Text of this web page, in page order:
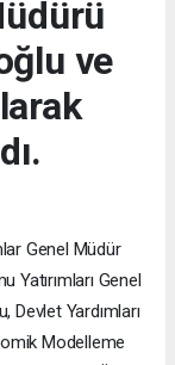
ve
Genel Müdür
Yatırımları Genel
Devlet Yardımları
Modelleme